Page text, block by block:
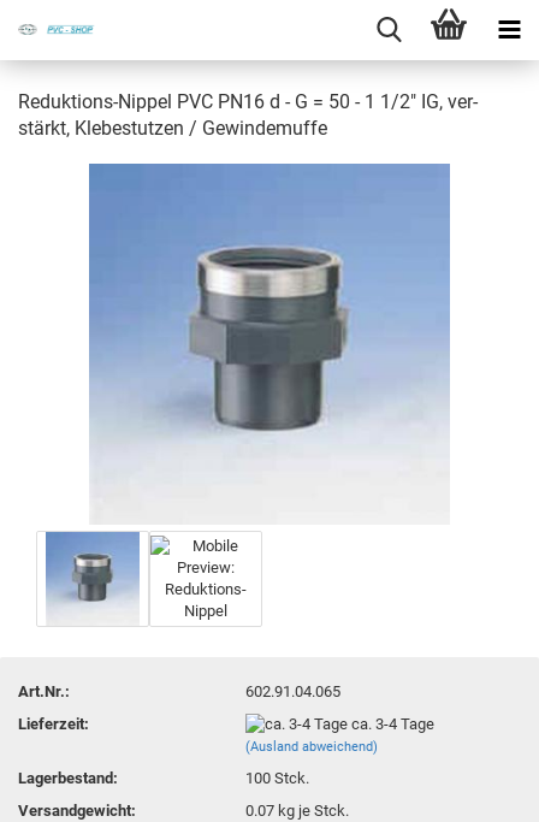
Reduktions-​Nippel PVC PN16 d - G = 50 - 1 1/2" IG, ver­
stärkt, Kle­be­stut­zen / Ge­win­de­muf­fe
Art.Nr.:
602.91.04.065
Lieferzeit:
ca. 3-4 Tage
(Ausland abweichend)
Lagerbestand: 100Stck.
Versandgewicht:
0.07 kg je Stck.